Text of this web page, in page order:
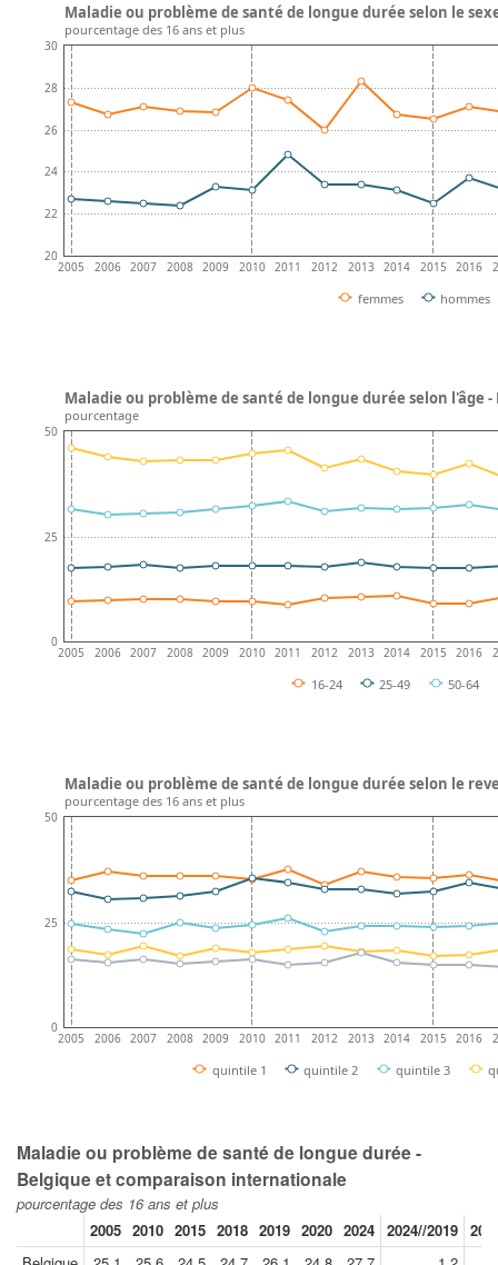
2005 2006 2007 2008 2009 2010 2011 2012 2013 2014 2015 2016
20
22
24
26
28
30
femmes hommes
Maladie ou problème de santé de longue durée selon le
pourcentage des 16 ans et plus
2005 2006 2007 2008 2009 2010 2011 2012 2013 2014 2015 2016
0
25
50
16-24 25-49 50-64
Maladie ou problème de santé de longue durée selon l'âge -
pourcentage
2005 2006 2007 2008 2009 2010 2011 2012 2013 2014 2015 2016
0
25
50
quintile 1 quintile 2 quintile 3
Maladie ou problème de santé de longue durée selon le
pourcentage des 16 ans et plus
Maladie ou problème de santé de longue durée -
Belgique et comparaison internationale
pourcentage des 16 ans et plus
2005 2010 2015 2018 2019 2020 2024 2024//2019